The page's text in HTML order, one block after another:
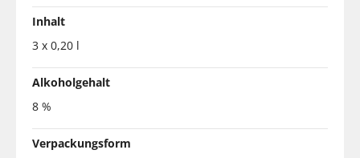
Inhalt
3 x 0,20 l
Alkoholgehalt
8 %
Verpackungsform